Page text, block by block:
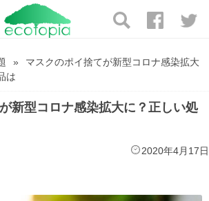
マスクのポイ捨てが新型コロナ感染拡大
は
新型コロナ感染拡大に？正しい処
2020年4月17日